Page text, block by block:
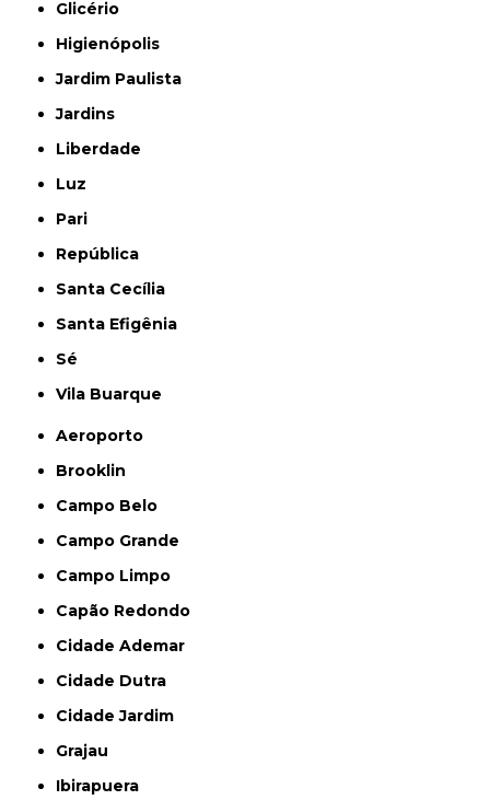
Glicério
Higienópolis
Jardim Paulista
Jardins
Liberdade
Luz
Pari
República
Santa Cecília
Santa Efigênia
Sé
Vila Buarque
Aeroporto
Brooklin
Campo Belo
Campo Grande
Campo Limpo
Capão Redondo
Cidade Ademar
Cidade Dutra
Cidade Jardim
Grajau
Ibirapuera